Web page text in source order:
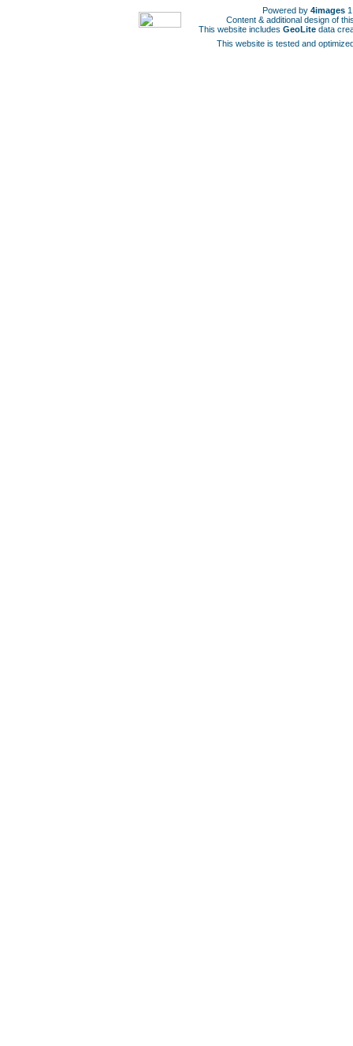
Powered by 4images
Content & additional design of
This website includes GeoLite data
This website is tested and